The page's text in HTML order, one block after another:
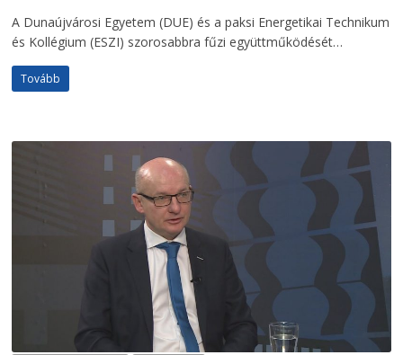
A Dunaújvárosi Egyetem (DUE) és a paksi Energetikai Technikum
és Kollégium (ESZI) szorosabbra fűzi együttműködését…
Tovább